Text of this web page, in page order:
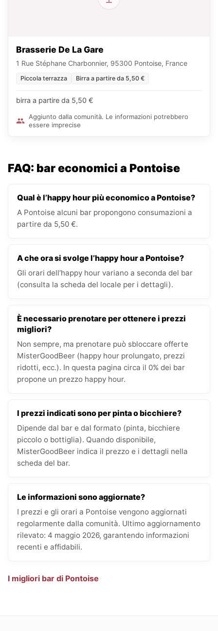
Brasserie De La Gare
1 Rue Stéphane Charbonnier, 95300 Pontoise, France
Piccola terrazza Birra a partire da 5,50 €
birra a partire da 5,50 €
Aggiunto dalla comunità. Le informazioni potrebbero
essere imprecise
FAQ: bar economici a Pontoise
Qual è l’happy hour più economico a Pontoise?
A Pontoise alcuni bar propongono consumazioni a
partire da 5,50 €.
A che ora si svolge l’happy hour a Pontoise?
Gli orari dell’happy hour variano a seconda del bar
(consulta la scheda del locale per i dettagli).
È necessario prenotare per ottenere i prezzi
migliori?
Non sempre, ma prenotare può sbloccare offerte
MisterGoodBeer (happy hour prolungato, prezzi
ridotti, ecc.). In questa pagina circa il 0% dei bar
propone un prezzo happy hour.
I prezzi indicati sono per pinta o bicchiere?
Dipende dal bar e dal formato (pinta, bicchiere
piccolo o bottiglia). Quando disponibile,
MisterGoodBeer indica il prezzo e i dettagli nella
scheda del bar.
Le informazioni sono aggiornate?
I prezzi e gli orari a Pontoise vengono aggiornati
regolarmente dalla comunità. Ultimo aggiornamento
rilevato: 4 maggio 2026, garantendo informazioni
recenti e affidabili.
I migliori bar di Pontoise